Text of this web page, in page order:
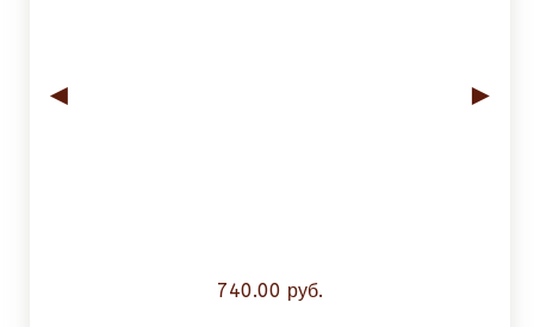
◄ ►
740.00 руб.